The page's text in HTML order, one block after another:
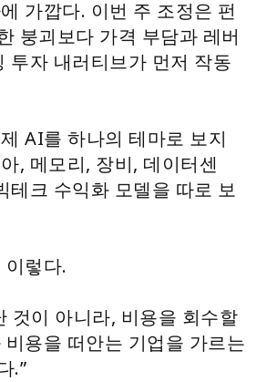
가깝다. 이번 주 조정은 펀
붕괴보다 가격 부담과 레버
투자 내러티브가 먼저 작동
AI를 하나의 테마로 보지
, 메모리, 장비, 데이터센
테크 수익화 모델을 따로 보
렇다.
것이 아니라, 비용을 회수할
용을 떠안는 기업을 가르는
.”